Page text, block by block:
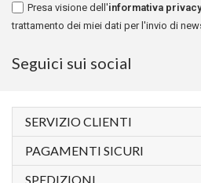
Presa visione dell'informativa privacy
trattamento dei miei dati per l'invio di
Seguici sui social
SERVIZIO CLIENTI
PAGAMENTI SICURI
SPEDIZIONI